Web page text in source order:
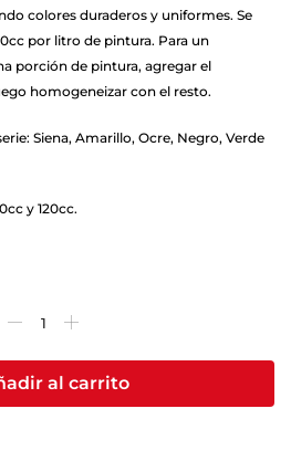
colores duraderos y uniformes. Se
por litro de pintura. Para un
porción de pintura, agregar el
homogeneizar con el resto.
Siena, Amarillo, Ocre, Negro, Verde
y 120cc.
al carrito